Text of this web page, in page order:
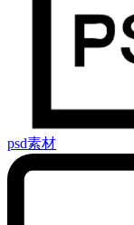
psd素材